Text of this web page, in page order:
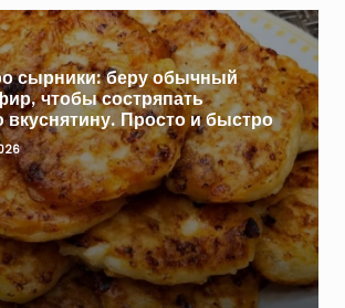
сырники: беру обычный
чтобы состряпать
Просто и быстро